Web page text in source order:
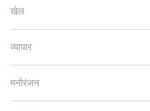
खेल
व्यापार
मनोरंजन